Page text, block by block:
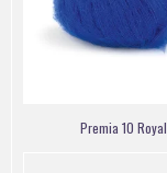
Premia 10 Royal